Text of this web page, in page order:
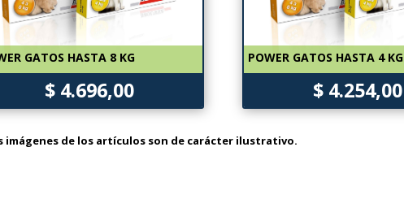
GATOS HASTA 8 KG
$ 4.696,00
POWER GATOS HASTA 4 KG
$ 4.254,00
imágenes de los artículos son de carácter ilustrativo.